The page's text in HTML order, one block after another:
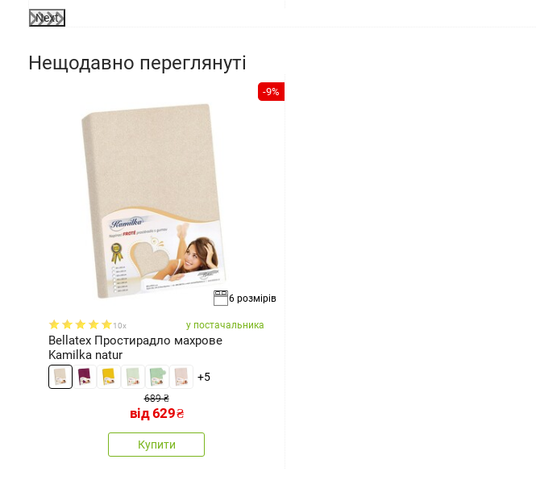
Next
Нещодавно переглянуті
-9%
6 розмірів
10x у постачальника
Bellatex Простирадло махрове
Kamilka natur
+5
689 ₴
від629₴
Купити